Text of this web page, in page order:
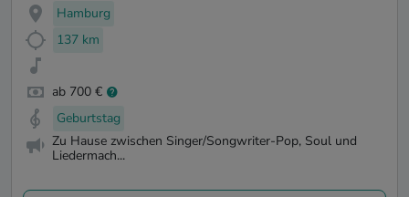
Hamburg
137 km
ab 700 €
Geburtstag
Zu Hause zwischen Singer/Songwriter-Pop, Soul und
Liedermach...